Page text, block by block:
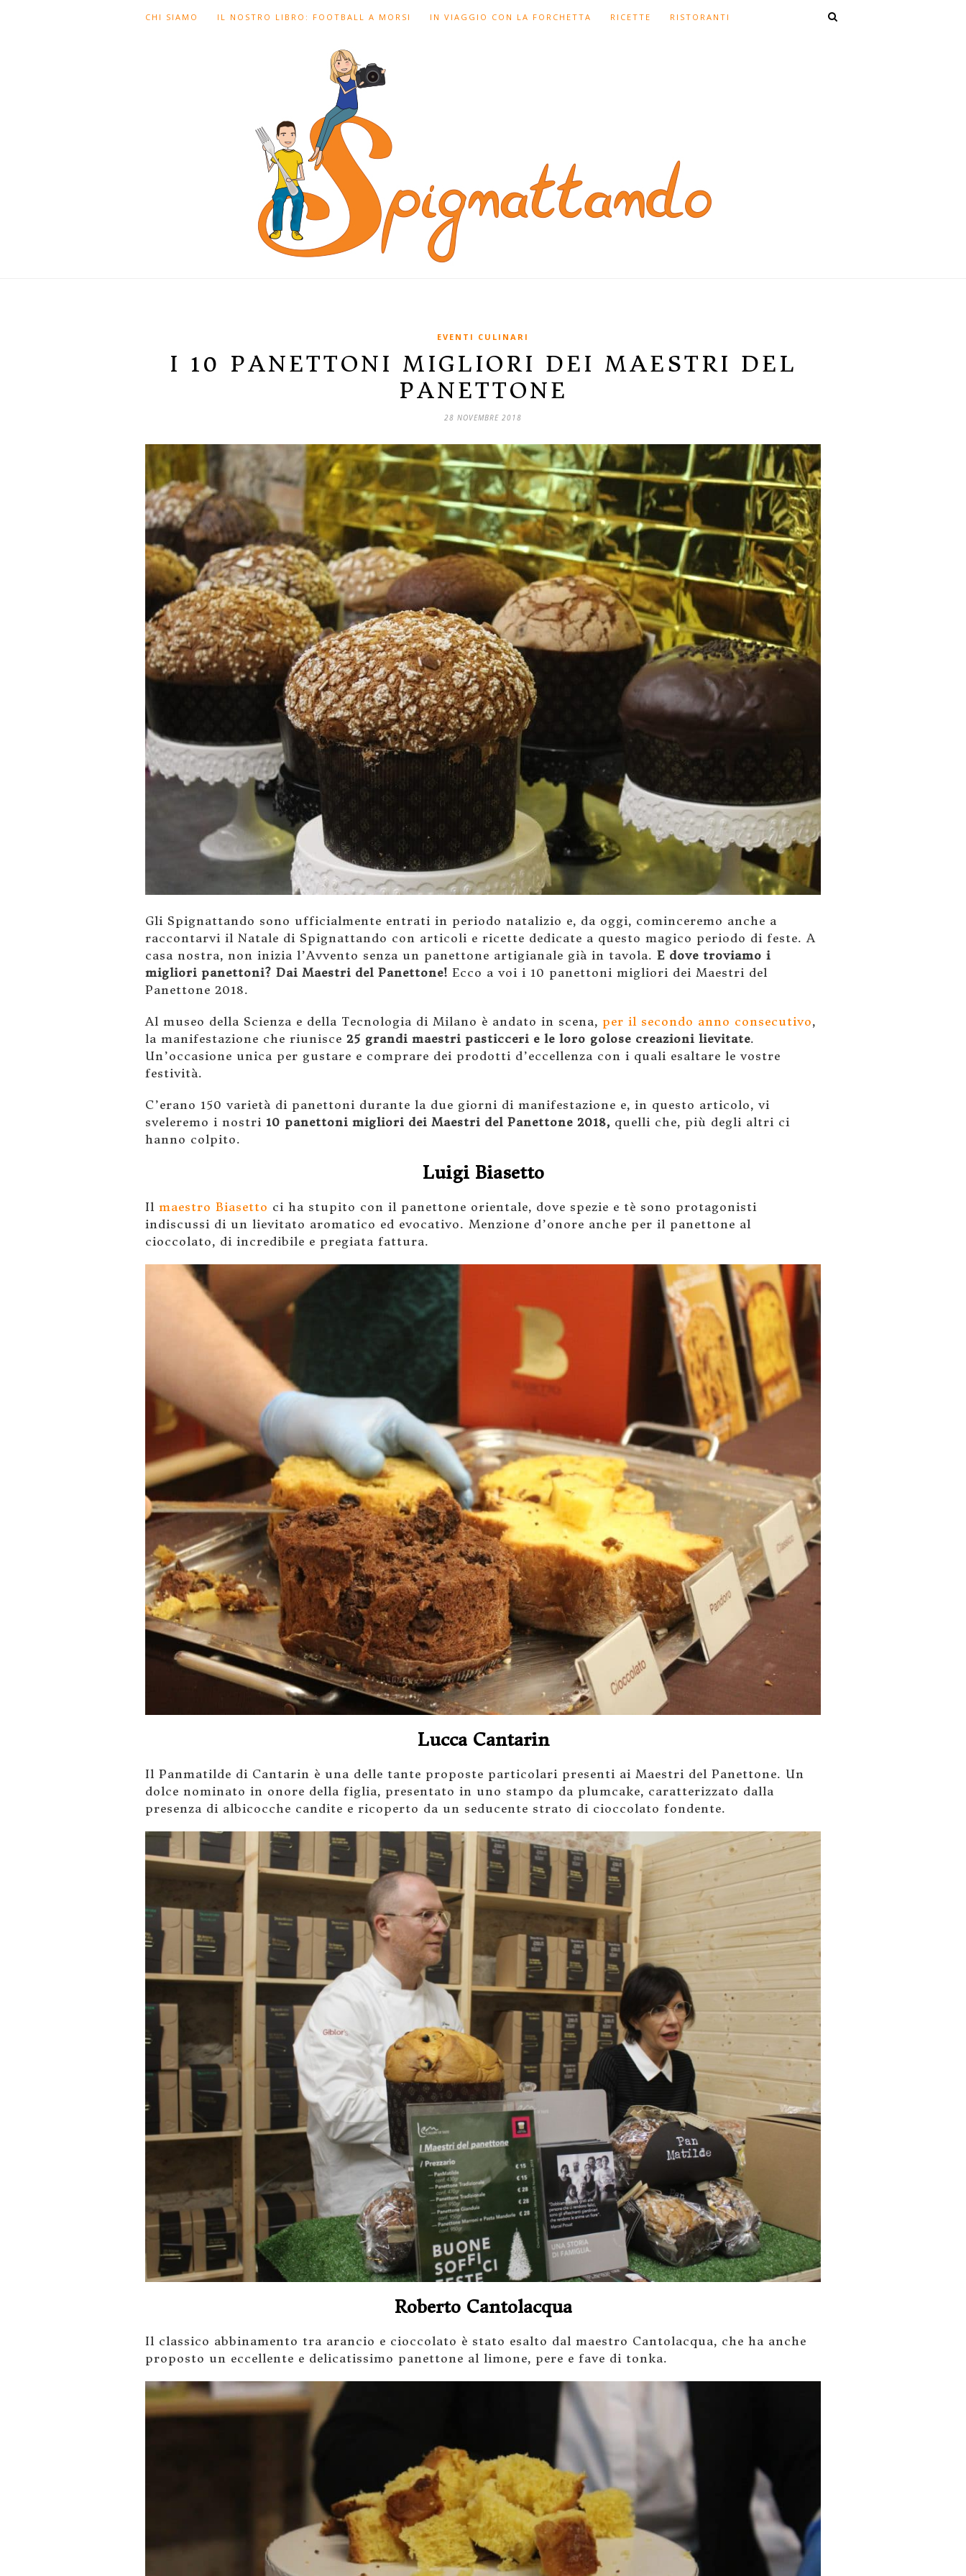
CHI SIAMO IL NOSTRO LIBRO: FOOTBALL A MORSI IN VIAGGIO CON LA FORCHETTA RICETTE RISTORANTI
EVENTI CULINARI
I 10 PANETTONI MIGLIORI DEI MAESTRI DEL
PANETTONE
28 NOVEMBRE 2018
Gli Spignattando sono ufficialmente entrati in periodo natalizio e, da oggi, cominceremo anche a
raccontarvi il Natale di Spignattando con articoli e ricette dedicate a questo magico periodo di feste. A
casa nostra, non inizia l’Avvento senza un panettone artigianale già in tavola. E dove troviamo i
migliori panettoni? Dai Maestri del Panettone! Ecco a voi i 10 panettoni migliori dei Maestri del
Panettone 2018.
Al museo della Scienza e della Tecnologia di Milano è andato in scena, per il secondo anno consecutivo,
la manifestazione che riunisce 25 grandi maestri pasticceri e le loro golose creazioni lievitate.
Un’occasione unica per gustare e comprare dei prodotti d’eccellenza con i quali esaltare le vostre
festività.
C’erano 150 varietà di panettoni durante la due giorni di manifestazione e, in questo articolo, vi
sveleremo i nostri 10 panettoni migliori dei Maestri del Panettone 2018, quelli che, più degli altri ci
hanno colpito.
Luigi Biasetto
Il maestro Biasetto ci ha stupito con il panettone orientale, dove spezie e tè sono protagonisti
indiscussi di un lievitato aromatico ed evocativo. Menzione d’onore anche per il panettone al
cioccolato, di incredibile e pregiata fattura.
Lucca Cantarin
Il Panmatilde di Cantarin è una delle tante proposte particolari presenti ai Maestri del Panettone. Un
dolce nominato in onore della figlia, presentato in uno stampo da plumcake, caratterizzato dalla
presenza di albicocche candite e ricoperto da un seducente strato di cioccolato fondente.
Roberto Cantolacqua
Il classico abbinamento tra arancio e cioccolato è stato esalto dal maestro Cantolacqua, che ha anche
proposto un eccellente e delicatissimo panettone al limone, pere e fave di tonka.